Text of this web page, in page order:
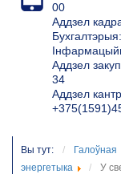
00
Аддзел
Аддзел
34
Аддзел
Вы тут: Галоўная
энергетыка
У